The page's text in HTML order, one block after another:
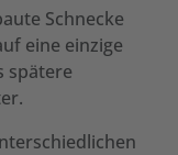
Schnecke
eine einzige
spätere